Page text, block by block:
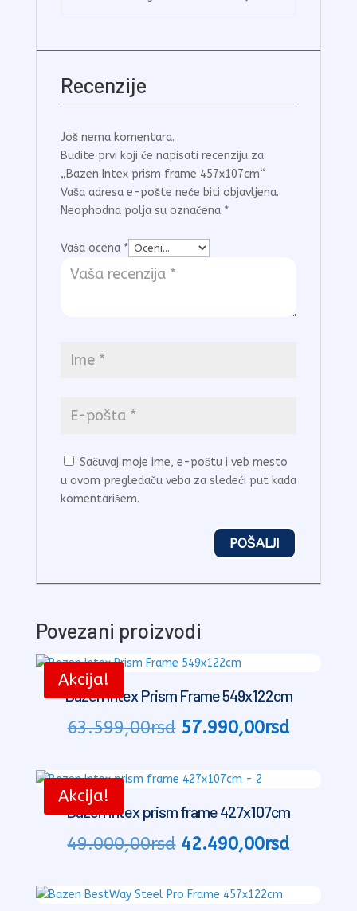
Recenzije
Još nema komentara.
Budite prvi koji će napisati recenziju za
„Bazen Intex prism frame 457x107cm“
Vaša adresa e-pošte neće biti objavljena.
Neophodna polja su označena *
Vaša ocena *
Sačuvaj moje ime, e-poštu i veb mesto
u ovom pregledaču veba za sledeći put kada
komentarišem.
Povezani proizvodi
Akcija!
Bazen Intex Prism Frame 549x122cm
63.599,00rsd Originalna
bila:
57.990,00rsd
Akcija!
Bazen Intex prism frame 427x107cm
49.000,00rsd Originalna
bila:
42.490,00rsd